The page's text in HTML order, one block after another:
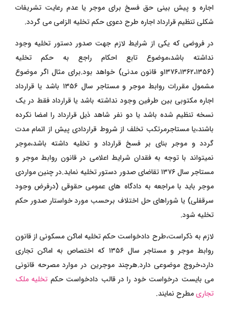
اجاره و پیش بینی حق فسخ برای موجر یا عدم رعایت تشریفات
شکلی تنظیم قرارداد اجاره طرح دعوی حکم تخلیه الزامی می گردد.
در فروضی که یکی از شرایط لازم جهت صدور دستور تخلیه وجود
نداشته باشد،موضوع تابع احکام راجع به حکم تخلیه
(۱۳۷۶،۱۳۶۲،۱۳۵۶و قانون مدنی) خواهد بود.برای مثال اگر موضوع
مشمول مقررات روابط موجر و مستاجر سال ۱۳۵۶ باشد یا قرارداد
اجاره مکتوبی بین طرفین وجود نداشته باشد یا قرارداد فقط در یک
نسخه تنظیم شده باشد یا دو نفر شاهد ذیل قرارداد را امضا نکرده
باشند،یا مستاجرمرتکب تخلف از شروط قراردادی پیش از اتمام مدت
گردد و موجر بنای بر فسخ قرارداد و تخلیه داشته باشد،موجر
نمیتواند با توجه به فقدان شرایط اعلامی در قانون روابط موجر و
مستاجر سال ۱۳۷۶ تقاضای صدور دستور تخلیه نماید.در چنین مواردی
موجر باید با مراجعه به دادگاه های عمومی حقوقی (درفرض وجود
سرقفلی) یا شوراهای حل اختلاف برحسب مورد خواستار صدور حکم
تخلیه شود.
لازم به ذکراست،طرح دادخواست حکم تخلیه اماکن مسکونی از قانون
روابط موجر و مستاجر سال ۱۳۵۶ که اختصاص به اماکن تجاری
دارد،خروج موضوعی دارد.هرچند موجرین در موارد مصرحه قانونی
می بایست درخواست خود را در قالب دادخواست حکم تخلیه ملک
تجاریمطرح نمایند.